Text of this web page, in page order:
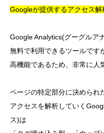
Googleが提供するアクセス解
Google Analytics(グーグルア
無料で利用できるツールです
高機能であるため、非常に人
ページの特定部分に決められ
アクセスを解析していく
ス)は